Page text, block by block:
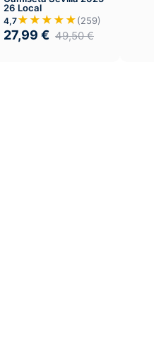
26 Local
4,7★★★★★(259)
27,99 € 49,50€